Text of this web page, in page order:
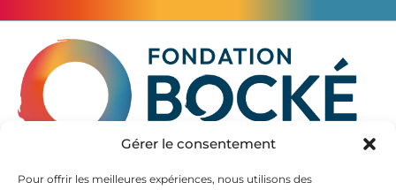
Gérer le consentement
Pour offrir les meilleures expériences, nous utilisons des
La Fondation Bocké accompagne les seniors à partir de